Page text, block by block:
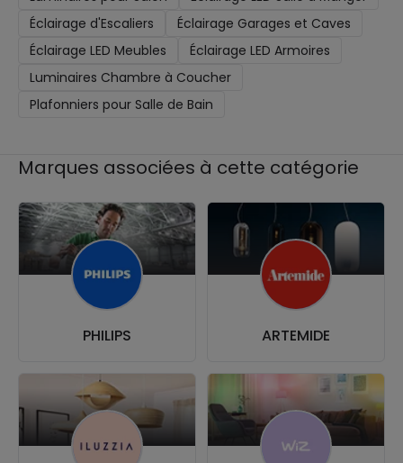
Éclairage d'Escaliers
Éclairage Garages et Caves
Éclairage LED Meubles
Éclairage LED Armoires
Luminaires Chambre à Coucher
Plafonniers pour Salle de Bain
Marques associées à cette catégorie
PHILIPS ARTEMIDE